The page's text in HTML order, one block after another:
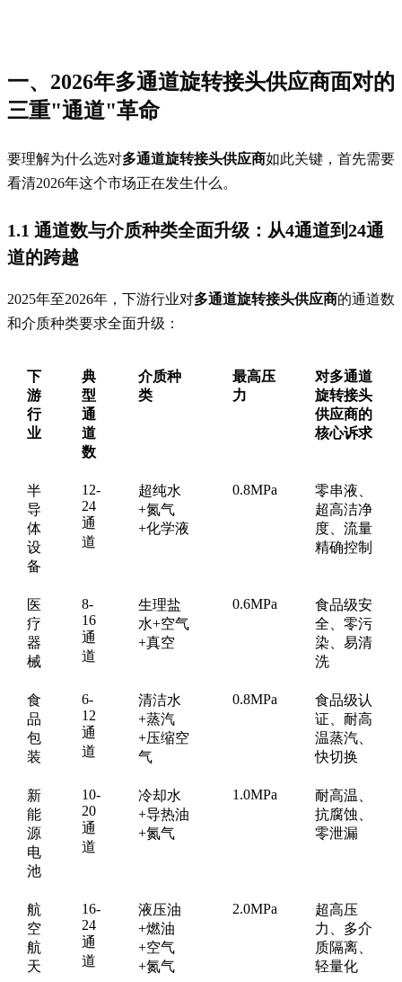
一、2026年多通道旋转接头供应商面对的
三重"通道"革命
要理解为什么选对多通道旋转接头供应商如此关键，首先需要
看清2026年这个市场正在发生什么。
1.1 通道数与介质种类全面升级：从4通道到24通
道的跨越
2025年至2026年，下游行业对多通道旋转接头供应商的通道数
和介质种类要求全面升级：
下
游
行
业
典
型
通
道
数
介质种
类
最高压
力
对多通道
旋转接头
供应商的
核心诉求
半
导
体
设
备
12-
24
通
道
超纯水
+氮气
+化学液
0.8MPa
零串液、
超高洁净
度、流量
精确控制
医
疗
器
械
8-
16
通
道
生理盐
水+空气
+真空
0.6MPa
食品级安
全、零污
染、易清
洗
食
品
包
装
6-
12
通
道
清洁水
+蒸汽
+压缩空
气
0.8MPa
食品级认
证、耐高
温蒸汽、
快切换
新
能
源
电
池
10-
20
通
道
冷却水
+导热油
+氮气
1.0MPa
耐高温、
抗腐蚀、
零泄漏
航
空
航
天
16-
24
通
道
液压油
+燃油
+空气
+氮气
2.0MPa
超高压
力、多介
质隔离、
轻量化